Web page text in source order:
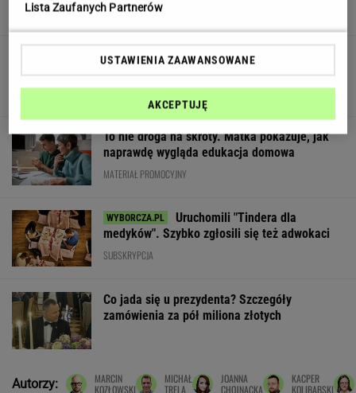
Wieniawa jako jurorka "TzG" to
To nie droga na skróty. Matka pokazuje, jak
naprawdę wygląda edukacja domowa
MATERIAŁ PROMOCYJNY
Uruchomili "Tindera dla
medyków". Szybko zgłosili się też adwokaci
SUBSKRYPCJA
Co jada się u prezydenta? Szczegóły
zamówienia za pół miliona złotych
Autorzy:
MARCIN
KOZŁOWSKI
MICHAŁ
TRELA
JOANNA
CHOJNACKA
KACPER
KOLIBABSKI
Lista Zaufanych Partnerów
USTAWIENIA ZAAWANSOWANE
AKCEPTUJĘ